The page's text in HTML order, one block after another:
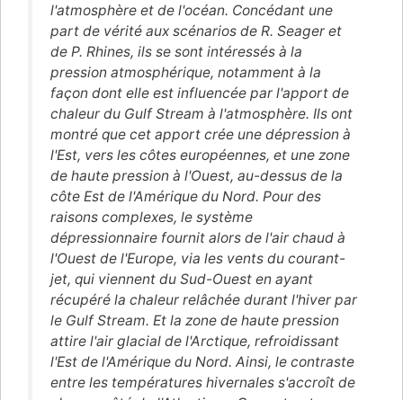
l'atmosphère et de l'océan. Concédant une
part de vérité aux scénarios de R. Seager et
de P. Rhines, ils se sont intéressés à la
pression atmosphérique, notamment à la
façon dont elle est influencée par l'apport de
chaleur du Gulf Stream à l'atmosphère. Ils ont
montré que cet apport crée une dépression à
l'Est, vers les côtes européennes, et une zone
de haute pression à l'Ouest, au-dessus de la
côte Est de l'Amérique du Nord. Pour des
raisons complexes, le système
dépressionnaire fournit alors de l'air chaud à
l'Ouest de l'Europe, via les vents du courant-
jet, qui viennent du Sud-Ouest en ayant
récupéré la chaleur relâchée durant l'hiver par
le Gulf Stream. Et la zone de haute pression
attire l'air glacial de l'Arctique, refroidissant
l'Est de l'Amérique du Nord. Ainsi, le contraste
entre les températures hivernales s'accroît de